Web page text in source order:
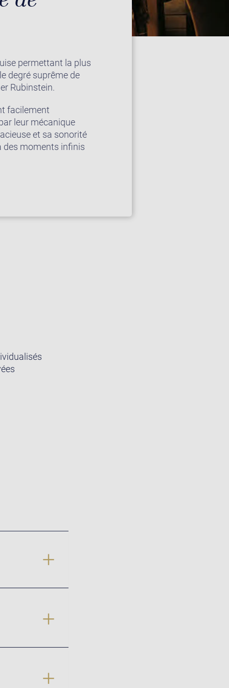
permettant la plus
degré suprême de
Rubinstein.
facilement
leur mécanique
et sa sonorité
des moments infinis